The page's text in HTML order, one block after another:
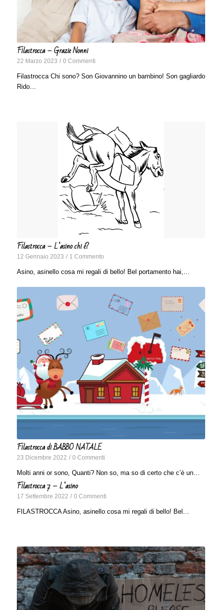
Filastrocca – Grazie Nonni
22 Marzo 2023 / 0 Commenti
Filastrocca Chi sono? Son Giovannino un bambino! Son gagliardo
Rido…
Filastrocca – L’asino chi é?
12 Gennaio 2023 / 1 Commento
Asino, asinello cosa mi regali di bello! Bel portamento hai,…
Filastrocca di BABBO NATALE
23 Dicembre 2022 / 0 Commenti
Molti anni or sono, Quanti? Non so, ma so di certo che c’è un…
Filastrocca 7 – L’asino
17 Settembre 2022 / 0 Commenti
FILASTROCCA Asino, asinello cosa mi regali di bello! Bel…